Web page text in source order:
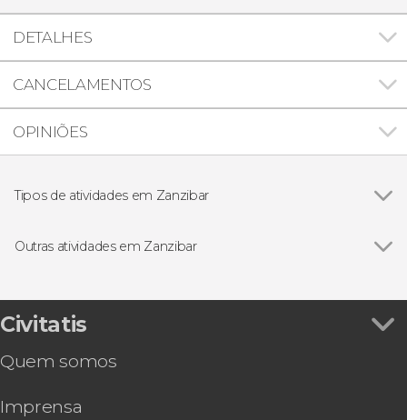
DETALHES
CANCELAMENTOS
OPINIÕES
Tipos de atividades em Zanzibar
Excursões de um dia saindo de Zanzibar
Outras atividades em Zanzibar
Nado com golfinhos em Zanzibar
Visita guiada privada por Stone Town
Passeio de barco por Bawe Island e Nyange
Civitatis
Quem somos
Imprensa